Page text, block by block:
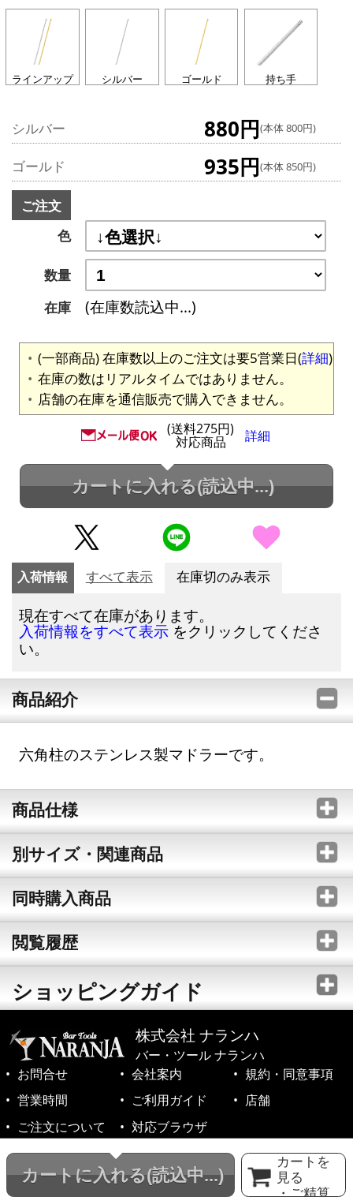
ラインアップ シルバー ゴールド 持ち手
シルバー 880円(本体 800円)
ゴールド 935円(本体 850円)
ご注文
色
数量
在庫
(在庫数読込中...)
(一部商品) 在庫数以上のご注文は要5営業日(詳細)
在庫の数はリアルタイムではありません。
店舗の在庫を通信販売で購入できません。
(送料275円)
対応商品 詳細
カートに入れる(読込中...)
カートに入れる(読込中...)
カートを
見る
・ご精算
入荷情報 すべて表示 在庫切のみ表示
現在すべて在庫があります。
入荷情報をすべて表示 をクリックしてくださ
い。
商品紹介
六角柱のステンレス製マドラーです。
商品仕様
別サイズ・関連商品
同時購入商品
閲覧履歴
ショッピングガイド
株式会社 ナランハ
バー・ツール ナランハ
お問合せ
会社案内
規約・同意事項
営業時間
ご利用ガイド
店舗
ご注文について
対応ブラウザ
©1999-2026 NARANJA Inc. All Rights Reserved.